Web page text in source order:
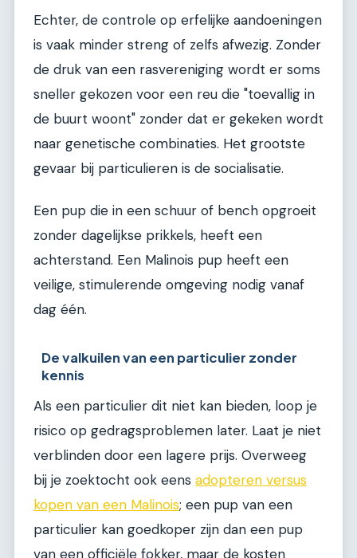
Echter, de controle op erfelijke aandoeningen
is vaak minder streng of zelfs afwezig. Zonder
de druk van een rasvereniging wordt er soms
sneller gekozen voor een reu die "toevallig in
de buurt woont" zonder dat er gekeken wordt
naar genetische combinaties. Het grootste
gevaar bij particulieren is de socialisatie.
Een pup die in een schuur of bench opgroeit
zonder dagelijkse prikkels, heeft een
achterstand. Een Malinois pup heeft een
veilige, stimulerende omgeving nodig vanaf
dag één.
De valkuilen van een particulier zonder
kennis
Als een particulier dit niet kan bieden, loop je
risico op gedragsproblemen later. Laat je niet
verblinden door een lagere prijs. Overweeg
bij je zoektocht ook eens adopteren versus
kopen van een Malinois; een pup van een
particulier kan goedkoper zijn dan een pup
van een officiële fokker, maar de kosten